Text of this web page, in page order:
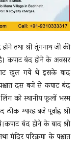
तथा श्री तुंगनाथ जी की
है। कपाट बंद होने के अवसर
खुल गये थे इसके बाद
दस बजे से कपाट बंद
को स्थानीय फूलों भस्म
ग्यारह बजे पूर्वाह्न श्री
बंद होने के बाद श्री
मंदिर परिक्रमा के पश्चात